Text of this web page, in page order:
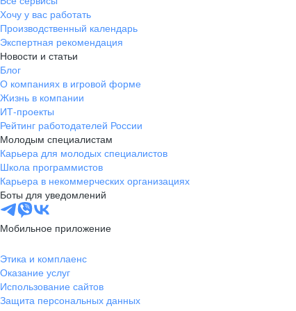
Хочу у вас работать
Производственный календарь
Экспертная рекомендация
Новости и статьи
Блог
О компаниях в игровой форме
Жизнь в компании
ИТ-проекты
Рейтинг работодателей России
Молодым специалистам
Карьера для молодых специалистов
Школа программистов
Карьера в некоммерческих организациях
Боты для уведомлений
Мобильное приложение
Этика и комплаенс
Оказание услуг
Использование сайтов
Защита персональных данных